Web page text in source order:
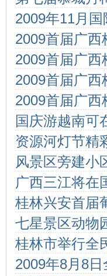
2009年11月
2009首届广
2009首届广
2009首届广
图
2009首届广
赛
国庆游越南可
资源河灯节精
风景区旁建小
广西三江将在
桂林兴安首届
七星景区动物
桂林市举行全
2009年8月8